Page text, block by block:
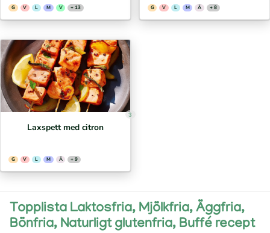
G V L M V + 13 G V L M Ä + 8
3
Laxspett med citron
G V L M Ä + 9
Topplista Laktosfria, Mjölkfria, Äggfria,
Bönfria, Naturligt glutenfria, Buffé recept